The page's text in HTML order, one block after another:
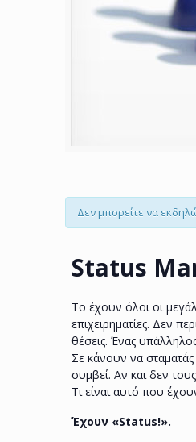
Δεν μπορείτε να
Status
Το έχουν όλοι οι
επιχειρηματίες. Δεν
θέσεις. Ένας
Σε κάνουν να σταματάς
συμβεί. Αν και δεν
Τι είναι αυτό που
Έχουν «Status!».